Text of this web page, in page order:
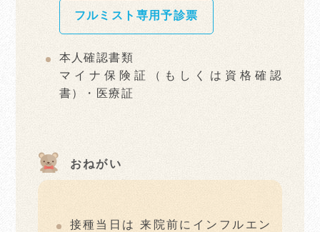
フルミスト専用予診票
本人確認書類
マイナ保険証（もしくは資格確認
書）・医療証
おねがい
接種当日は 来院前にインフルエン